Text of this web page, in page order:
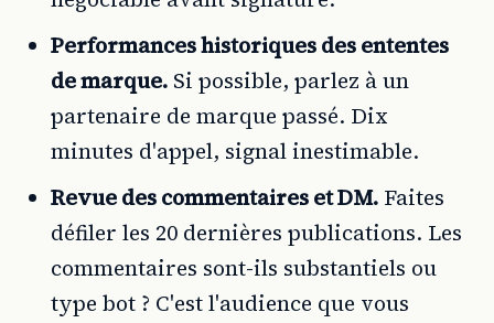
Performances historiques des ententes
de marque. Si possible, parlez à un
partenaire de marque passé. Dix
minutes d'appel, signal inestimable.
Revue des commentaires et DM. Faites
défiler les 20 dernières publications. Les
commentaires sont-ils substantiels ou
type bot ? C'est l'audience que vous